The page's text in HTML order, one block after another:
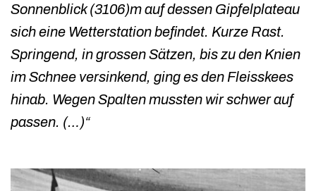
Sonnenblick (3106)m auf dessen Gipfelplateau
sich eine Wetterstation befindet. Kurze Rast.
Springend, in grossen Sätzen, bis zu den Knien
im Schnee versinkend, ging es den Fleisskees
hinab. Wegen Spalten mussten wir schwer auf
passen. (…)“